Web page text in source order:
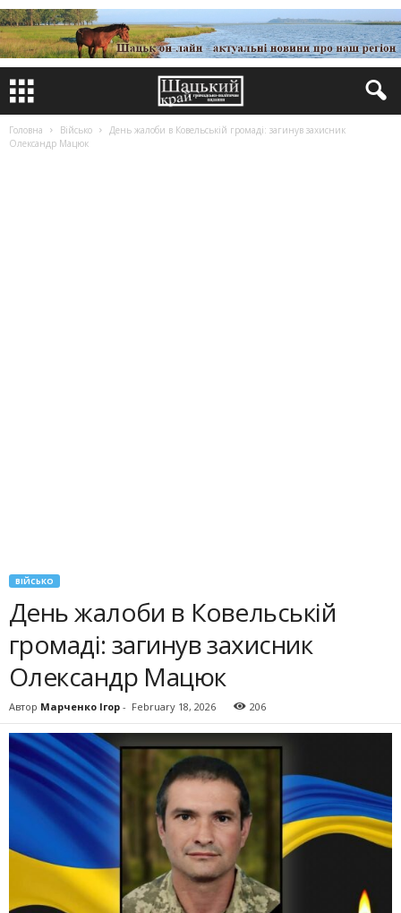
Головна Військо
День жалоби в Ковельській громаді: загинув захисник
Олександр Мацюк
ВІЙСЬКО
День жалоби в Ковельській
громаді: загинув захисник
Олександр Мацюк
Автор Марченко Ігор - February 18, 2026 206